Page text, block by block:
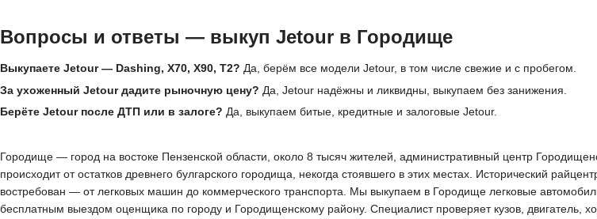
Вопросы и ответы — выкуп Jetour в Городище
Выкупаете Jetour — Dashing, X70, X90, T2? Да, берём все модели Jetour, в том числе свежие и с пробегом.
За ухоженный Jetour дадите рыночную цену? Да, Jetour надёжны и ликвидны, выкупаем без занижения.
Берёте Jetour после ДТП или в залоге? Да, выкупаем битые, кредитные и залоговые Jetour.
Городище — город на востоке Пензенской области, около 8 тысяч жителей, административный центр
происходит от остатков древнего булгарского городища, некогда стоявшего в этих местах. Исторический
востребован — от легковых машин до коммерческого транспорта. Мы выкупаем в Городище легковые
бесплатным выездом оценщика по городу и Городищенскому району. Специалист проверяет кузов, двигатель,